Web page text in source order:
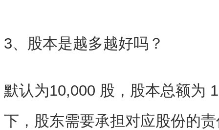
3、股本是越多越好吗？
默认为10,000 股，股本总额为
下，股东需要承担对应股份的